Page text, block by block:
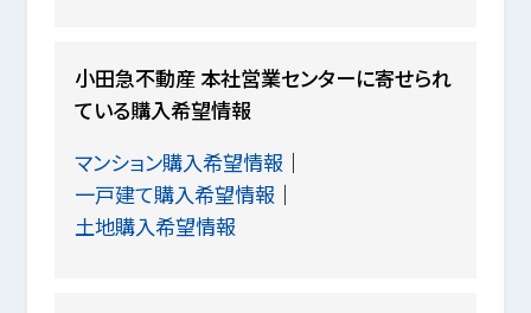
小田急不動産 本社営業センターに寄せられ
ている購入希望情報
マンション購入希望情報
一戸建て購入希望情報
土地購入希望情報